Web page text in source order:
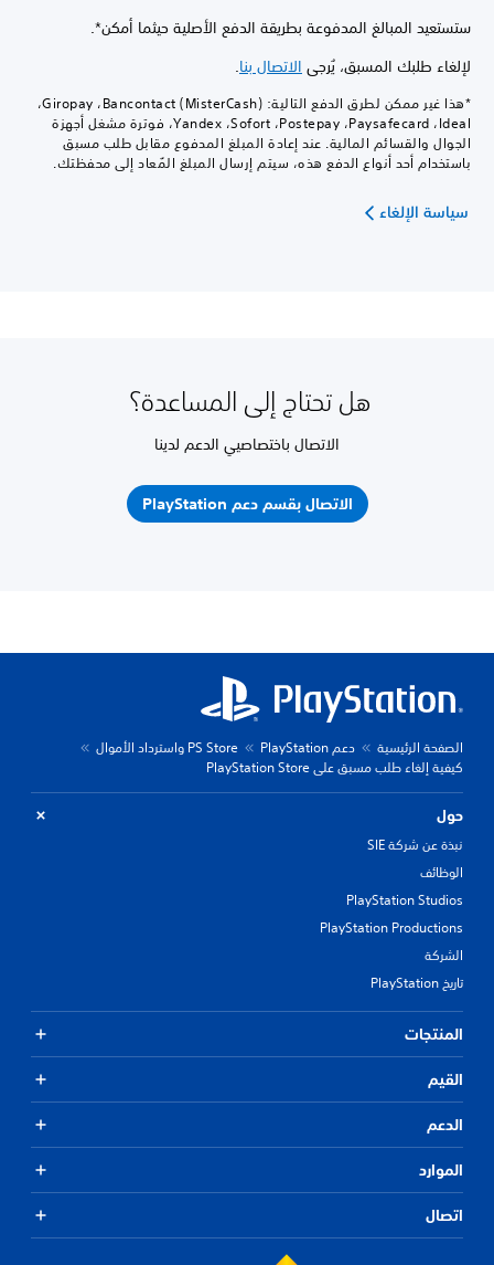
ستستعيد المبالغ المدفوعة بطريقة الدفع الأصلية حيثما أمكن*.
لإلغاء طلبك المسبق، يُرجى الاتصال بنا.
*هذا غير ممكن لطرق الدفع التالية: Bancontact (MisterCash)‎، ‏Giropay،
‏Ideal، ‏Paysafecard، ‏Postepay، ‏Sofort، ‏Yandex، فوترة مشغل أجهزة
الجوال والقسائم المالية. عند إعادة المبلغ المدفوع مقابل طلب مسبق
باستخدام أحد أنواع الدفع هذه، سيتم إرسال المبلغ المُعاد إلى محفظتك.
سياسة الإلغاء
هل تحتاج إلى المساعدة؟
الاتصال باختصاصيي الدعم لدينا
الاتصال بقسم دعم PlayStation
الصفحة الرئيسية دعم PlayStation
PS Store واسترداد الأموال
كيفية إلغاء طلب مسبق على PlayStation Store
حول
نبذة عن شركة SIE
الوظائف
PlayStation Studios
PlayStation Productions
الشركة
تاريخ PlayStation
المنتجات
القيم
الدعم
الموارد
اتصال